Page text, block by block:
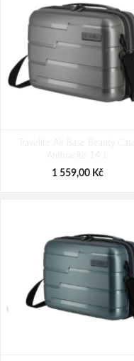
Travelite Air Base Beauty Case
Anthracite 14 L
1 559,00 Kč